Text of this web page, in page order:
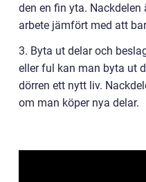
den en fin yta.
arbete jämfört med att
3. Byta ut delar och
eller ful kan man byta ut
dörren ett nytt liv.
om man köper nya delar.